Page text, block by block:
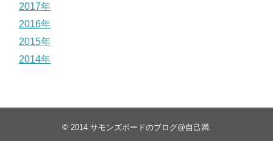
2017年
2016年
2015年
2014年
© 2014 サモンズボードのブログ@自己満.